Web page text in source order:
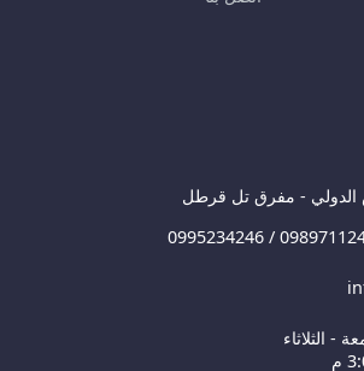
- مفرق تل قرطل
0995234246 /
- الثلاثاء